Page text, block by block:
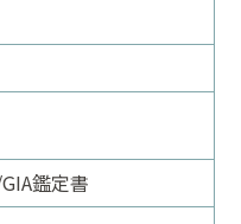
鑑定書